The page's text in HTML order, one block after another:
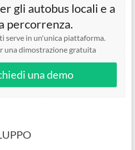
gli autobus locali e a
percorrenza.
serve in un'unica piattaforma.
una dimostrazione gratuita
una demo